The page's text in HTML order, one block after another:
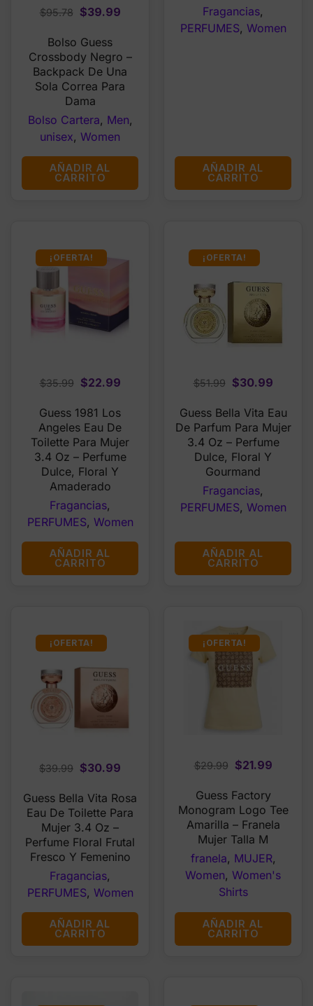
$95.78
Original
was:
$95.78.
$39.99Current
$39.99.
Bolso Guess
Crossbody Negro –
Backpack De Una
Sola Correa Para
Dama
Bolso Cartera, Men,
unisex, Women
AÑADIR AL
CARRITO
Fragancias,
PERFUMES, Women
AÑADIR AL
CARRITO
¡OFERTA!
$35.99
Original
was:
$35.99.
$22.99Current
is:
$22.99.
Guess 1981 Los
Angeles Eau De
Toilette Para Mujer
3.4 Oz – Perfume
Dulce, Floral Y
Amaderado
Fragancias,
PERFUMES, Women
AÑADIR AL
CARRITO
¡OFERTA!
$51.99
Original
was:
$51.99.
$30.99
is:
Guess Bella Vita Eau
De Parfum Para Mujer
3.4 Oz – Perfume
Dulce, Floral Y
Gourmand
Fragancias,
PERFUMES, Women
AÑADIR AL
CARRITO
¡OFERTA!
$39.99 Original
was:
$39.99.
$30.99
is:
$30.99.
Guess Bella Vita Rosa
Eau De Toilette Para
Mujer 3.4 Oz –
Perfume Floral Frutal
Fresco Y Femenino
Fragancias,
PERFUMES, Women
AÑADIR AL
CARRITO
¡OFERTA!
$29.99
Original
was:
$29.99.
$21.99
$21.99.
Guess Factory
Monogram Logo Tee
Amarilla – Franela
Mujer Talla M
franela, MUJER,
Women, Women's
Shirts
AÑADIR AL
CARRITO